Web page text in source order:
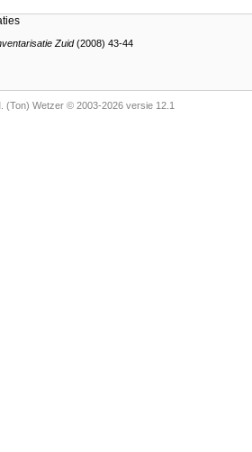
Zuid(2008) 43-44
(Ton) Wetzer © 2003-2026 versie 12.1